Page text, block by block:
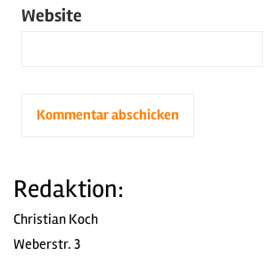
Website
Redaktion:
Christian Koch
Weberstr. 3